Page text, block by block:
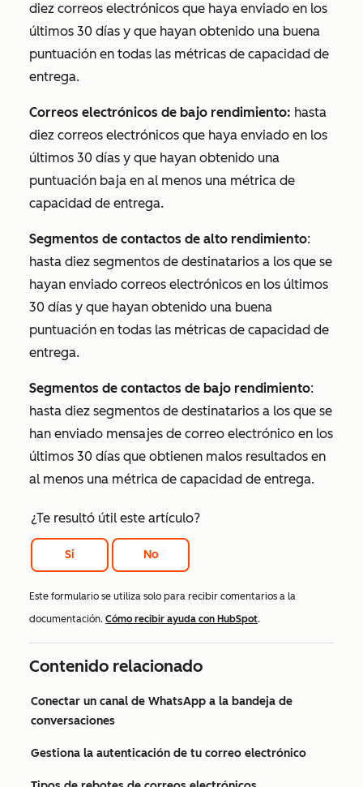
diez correos electrónicos que haya enviado en los
últimos 30 días y que hayan obtenido una buena
puntuación en todas las métricas de capacidad de
entrega.
Correos electrónicos de bajo rendimiento: hasta
diez correos electrónicos que haya enviado en los
últimos 30 días y que hayan obtenido una
puntuación baja en al menos una métrica de
capacidad de entrega.
Segmentos de contactos de alto rendimiento:
hasta diez segmentos de destinatarios a los que se
hayan enviado correos electrónicos en los últimos
30 días y que hayan obtenido una buena
puntuación en todas las métricas de capacidad de
entrega.
Segmentos de contactos de bajo rendimiento:
hasta diez segmentos de destinatarios a los que se
han enviado mensajes de correo electrónico en los
últimos 30 días que obtienen malos resultados en
al menos una métrica de capacidad de entrega.
¿Te resultó útil este artículo?
Si No
Este formulario se utiliza solo para recibir comentarios a la
documentación. Cómo recibir ayuda con HubSpot.
Contenido relacionado
Conectar un canal de WhatsApp a la bandeja de
conversaciones
Gestiona la autenticación de tu correo electrónico